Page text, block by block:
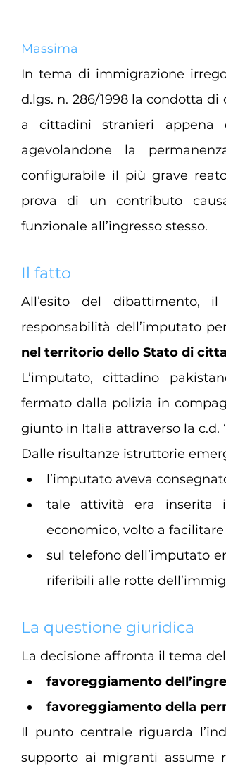
Massima
In tema di immigrazione
d.lgs. n. 286/1998 la condotta
a cittadini stranieri appena
agevolandone la
configurabile il più grave
prova di un contributo
funzionale all’ingresso stesso.
Il fatto
All’esito del dibattimento,
responsabilità dell’imputato
nel territorio dello Stato di
L’imputato, cittadino
fermato dalla polizia in
giunto in Italia attraverso la c.d.
Dalle risultanze istruttorie
l’imputato aveva
tale attività era inserita
economico, volto a
sul telefono dell’imputato
riferibili alle rotte
La questione giuridica
La decisione affronta il tema
favoreggiamento
favoreggiamento della
Il punto centrale riguarda
supporto ai migranti assume